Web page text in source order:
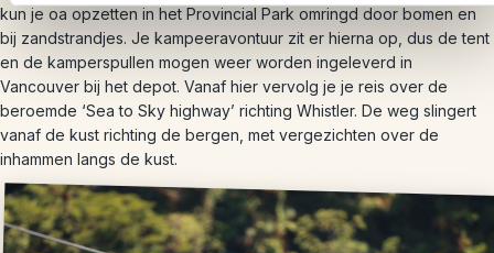
kun je oa opzetten in het Provincial Park omringd door bomen en
bij zandstrandjes. Je kampeeravontuur zit er hierna op, dus de tent
en de kamperspullen mogen weer worden ingeleverd in
Vancouver bij het depot. Vanaf hier vervolg je je reis over de
beroemde ‘Sea to Sky highway’ richting Whistler. De weg slingert
vanaf de kust richting de bergen, met vergezichten over de
inhammen langs de kust.